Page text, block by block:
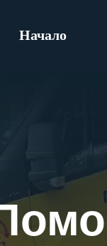
Начало